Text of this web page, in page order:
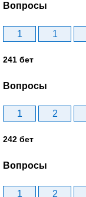
Вопросы
1 1
241 бет
Вопросы
1 2
242 бет
Вопросы
1 2